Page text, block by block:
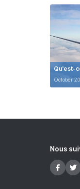
Qu'est-
October
Nous